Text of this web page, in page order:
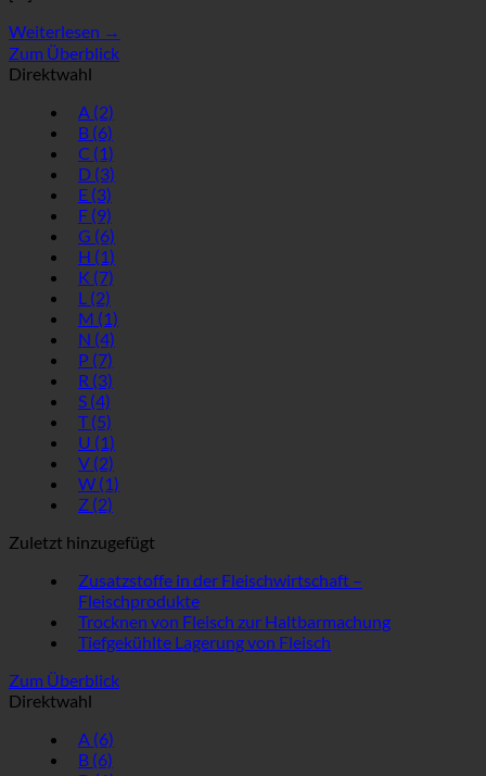
Weiterlesen →
Zum Überblick
Direktwahl
A (2)
B (6)
C (1)
D (3)
E (3)
F (9)
G (6)
H (1)
K (7)
L (2)
M (1)
N (4)
P (7)
R (3)
S (4)
T(5)
U (1)
V (2)
W (1)
Z (2)
Zuletzt hinzugefügt
Zusatzstoffe in der Fleischwirtschaft –
Fleischprodukte
Trocknen von Fleisch zur Haltbarmachung
Tiefgekühlte Lagerung von Fleisch
Zum Überblick
Direktwahl
A (6)
B (6)